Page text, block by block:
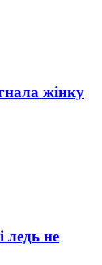
жінку
не